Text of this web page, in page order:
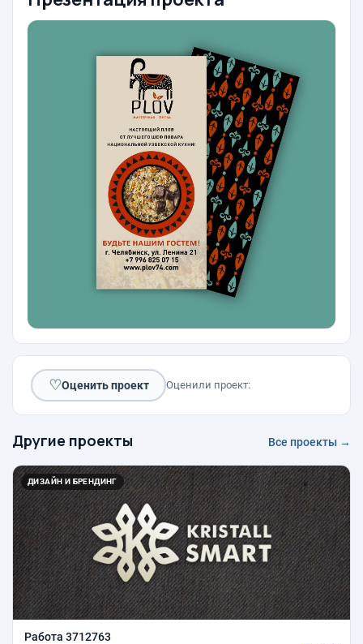
♡Оценить проект Оценили проект:
Другие проекты Все проекты →
ДИЗАЙН И БРЕНДИНГ
Работа 3712763